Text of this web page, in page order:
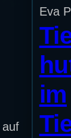
auf
Eva
im